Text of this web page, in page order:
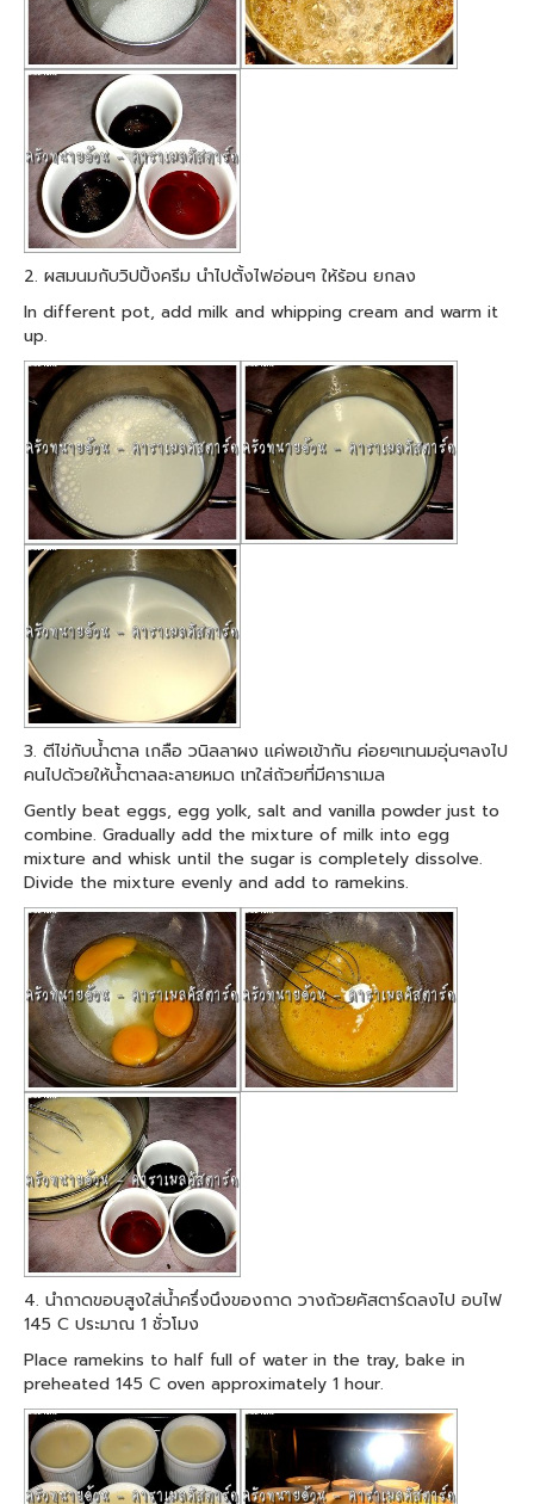
2. ผสมนมกับวิปปิ้งครีม นำไปตั้งไฟอ่อนๆ ให้ร้อน ยกลง
In different pot, add milk and whipping cream and warm it
up.
3. ตีไข่กับน้ำตาล เกลือ วนิลลาผง แค่พอเข้ากัน ค่อยๆเทนมอุ่นๆลงไป
คนไปด้วยให้น้ำตาลละลายหมด เทใส่ถ้วยที่มีคาราเมล
Gently beat eggs, egg yolk, salt and vanilla powder just to
combine. Gradually add the mixture of milk into egg
mixture and whisk until the sugar is completely dissolve.
Divide the mixture evenly and add to ramekins.
4. นำถาดขอบสูงใส่น้ำครึ่งนึงของถาด วางถ้วยคัสตาร์ดลงไป อบไฟ
145 C ประมาณ 1 ชั่วโมง
Place ramekins to half full of water in the tray, bake in
preheated 145 C oven approximately 1 hour.